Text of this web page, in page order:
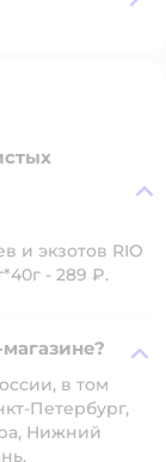
и экзотов RIO
- 289 ₽.
в том
Петербург,
Нижний